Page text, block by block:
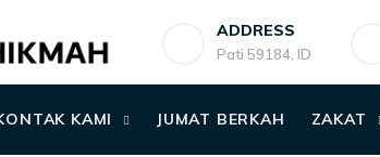
ADDRESS
Pati 59184, ID
KAMI JUMAT BERKAH ZAKAT